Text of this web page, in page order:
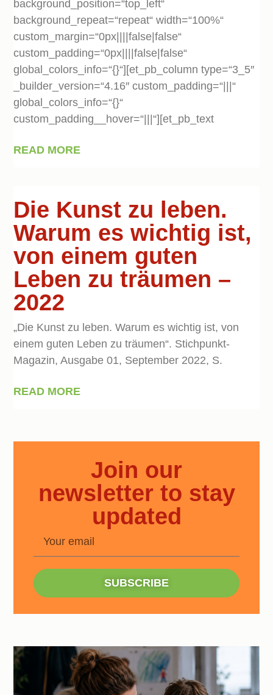
background_position=“top_left“
background_repeat=“repeat“ width=“100%“
custom_margin=“0px||||false|false“
custom_padding=“0px||||false|false“
global_colors_info=“{}“][et_pb_column type=“3_5″
_builder_version=“4.16″ custom_padding=“|||“
global_colors_info=“{}“
custom_padding__hover=“|||“][et_pb_text
READ MORE
Die Kunst zu leben.
Warum es wichtig ist,
von einem guten
Leben zu träumen –
2022
„Die Kunst zu leben. Warum es wichtig ist, von
einem guten Leben zu träumen“. Stichpunkt-
Magazin, Ausgabe 01, September 2022, S.
READ MORE
Join our
newsletter to stay
updated
SUBSCRIBE